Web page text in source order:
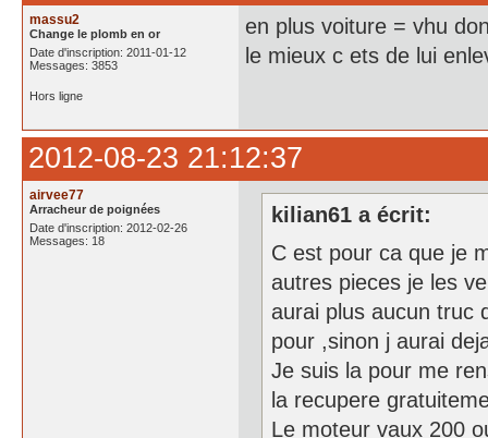
massu2
Change le plomb en or
Date d'inscription: 2011-01-12
Messages: 3853
en plus voiture = vhu
le mieux c ets de lui
Hors ligne
2012-08-23 21:12:37
airvee77
Arracheur de poignées
Date d'inscription: 2012-02-26
Messages: 18
kilian61 a écrit:
C est pour ca que je
autres pieces je les
aurai plus aucun truc
pour ,sinon j aurai
Je suis la pour me
la recupere
Le moteur vaux 200